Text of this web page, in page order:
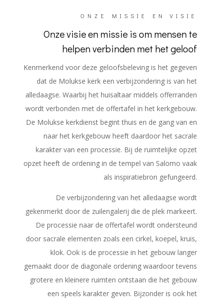
ONZE MISSIE EN VISIE
Onze visie en missie is om mensen te
helpen verbinden met het geloof
Kenmerkend voor deze geloofsbeleving is het gegeven
dat de Molukse kerk een verbijzondering is van het
alledaagse. Waarbij het huisaltaar middels offerranden
wordt verbonden met de offertafel in het kerkgebouw.
De Molukse kerkdienst begint thuis en de gang van en
naar het kerkgebouw heeft daardoor het sacrale
karakter van een processie. Bij de ruimtelijke opzet
opzet heeft de ordening in de tempel van Salomo vaak
als inspiratiebron gefungeerd.
De verbijzondering van het alledaagse wordt
gekenmerkt door de zuilengalerij die de plek markeert.
De processie naar de offertafel wordt ondersteund
door sacrale elementen zoals een cirkel, koepel, kruis,
klok. Ook is de processie in het gebouw langer
gemaakt door de diagonale ordening waardoor tevens
grotere en kleinere ruimten ontstaan die het gebouw
een speels karakter geven. Bijzonder is ook het